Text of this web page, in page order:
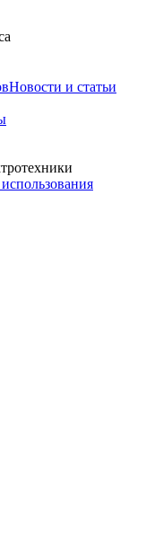
Новости и статьи